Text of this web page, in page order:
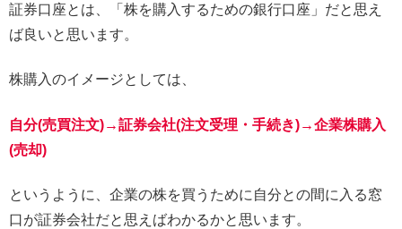
証券口座とは、「株を購入するための銀行口座」だと思え
ば良いと思います。
株購入のイメージとしては、
自分(売買注文)→証券会社(注文受理・手続き)→企業株購入
(売却)
というように、企業の株を買うために自分との間に入る窓
口が証券会社だと思えばわかるかと思います。